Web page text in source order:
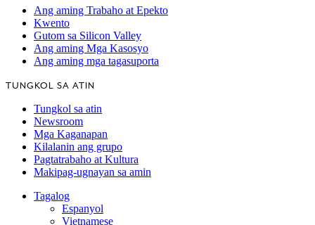
Ang aming Trabaho at Epekto
Kwento
Gutom sa Silicon Valley
Ang aming Mga Kasosyo
Ang aming mga tagasuporta
TUNGKOL SA ATIN
Tungkol sa atin
Newsroom
Mga Kaganapan
Kilalanin ang grupo
Pagtatrabaho at Kultura
Makipag-ugnayan sa amin
Tagalog
Espanyol
Vietnamese